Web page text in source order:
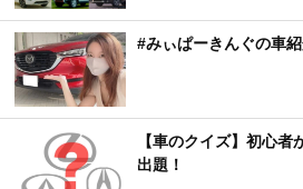
#みぃぱーきんぐの車
【車のクイズ】初心者
出題！